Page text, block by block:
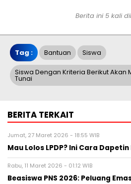
Berita ini 5 kali
Tag : Bantuan Siswa
Siswa Dengan Kriteria Berikut
Tunai
BERITA TERKAIT
Jumat, 27 Maret 2026 - 18:55 WIB
Mau Lolos LPDP? Ini Cara
Rabu, 11 Maret 2026 - 01:12 WIB
Beasiswa PNS 2026: Peluang